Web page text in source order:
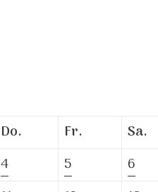
Do. Fr. Sa.
4 5 6